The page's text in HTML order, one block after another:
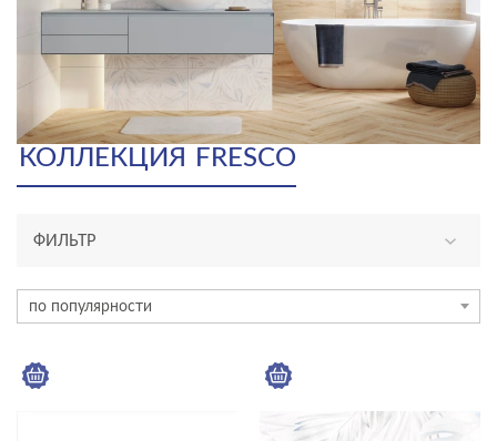
КОЛЛЕКЦИЯ FRESCO
ФИЛЬТР
плитка
ЦВЕТ
по популярности